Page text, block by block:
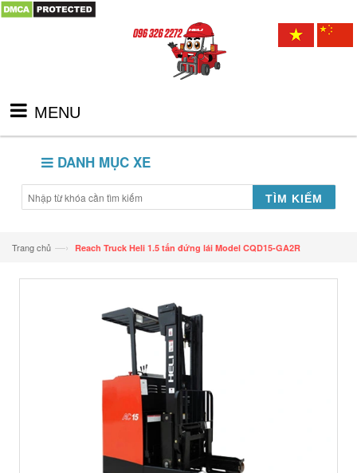
MENU
DANH MỤC XE
TÌM KIẾM
Trang chủ —› Reach Truck Heli 1.5 tấn đứng lái Model CQD15-GA2R